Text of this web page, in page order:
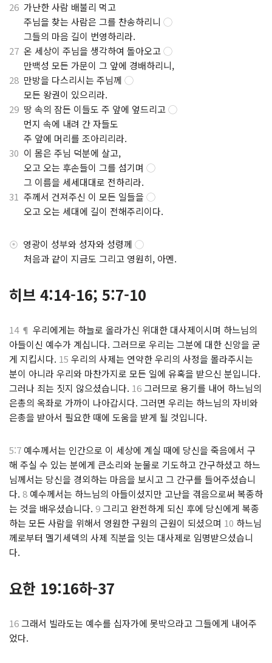
26 가난한 사람 배불리 먹고
주님을 찾는 사람은 그를 찬송하리니 ◯
그들의 마음 길이 번영하리라.
27 온 세상이 주님을 생각하여 돌아오고◯
만백성 모든 가문이 그 앞에 경배하리니,
28 만방을 다스리시는 주님께 ◯
모든 왕권이 있으리라.
29 땅 속의 잠든 이들도 주 앞에 엎드리고◯
먼지 속에 내려 간 자들도
주 앞에 머리를 조아리리라.
30 이 몸은 주님 덕분에 살고,
오고 오는 후손들이 그를 섬기며 ◯
그 이름을 세세대대로 전하리라.
31 주께서 건져주신 이 모든 일들을 ◯
오고 오는 세대에 길이 전해주리이다.
⦿ 영광이 성부와 성자와 성령께 ◯
처음과 같이 지금도 그리고 영원히, 아멘.
히브 4:14-16; 5:7-10
14 ¶ 우리에게는 하늘로 올라가신 위대한 대사제이시며 하느님의
아들이신 예수가 계십니다. 그러므로 우리는 그분에 대한 신앙을 굳
게 지킵시다. 15 우리의 사제는 연약한 우리의 사정을 몰라주시는
분이 아니라 우리와 마찬가지로 모든 일에 유혹을 받으신 분입니다.
그러나 죄는 짓지 않으셨습니다. 16그러므로 용기를 내어 하느님의
은총의 옥좌로 가까이 나아갑시다. 그러면 우리는 하느님의 자비와
은총을 받아서 필요한 때에 도움을 받게 될 것입니다.
5:7 예수께서는 인간으로 이 세상에 계실 때에 당신을 죽음에서 구
해 주실 수 있는 분에게 큰소리와 눈물로 기도하고 간구하셨고 하느
님께서는 당신을 경외하는 마음을 보시고 그 간구를 들어주셨습니
다. 8 예수께서는 하느님의 아들이셨지만 고난을 겪음으로써 복종하
는 것을 배우셨습니다. 9그리고 완전하게 되신 후에 당신에게 복종
하는 모든 사람을 위해서 영원한 구원의 근원이 되셨으며 10 하느님
께로부터 멜기세덱의 사제 직분을 잇는 대사제로 임명받으셨습니
다.
요한 19:16하-37
16그래서 빌라도는 예수를 십자가에 못박으라고 그들에게 내어주
었다.